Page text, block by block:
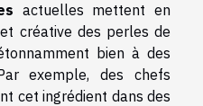
actuelles mettent en
créative des perles de
bien à des
exemple, des chefs
cet ingrédient dans des